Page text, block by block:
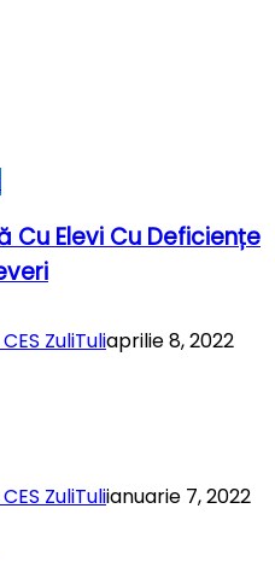
Cu Elevi Cu Deficiențe
ZuliTuliaprilie 8, 2022
ZuliTuliianuarie 7, 2022